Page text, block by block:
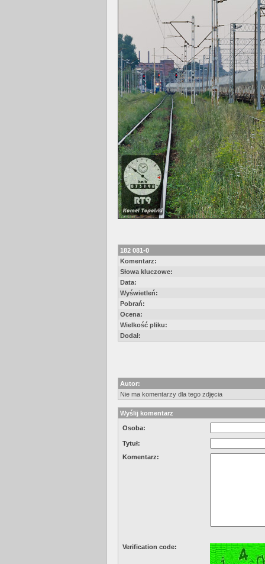
182 081-0
Komentarz:
Słowa kluczowe:
Data:
Wyświetleń:
Pobrań:
Ocena:
Wielkość pliku:
Dodał:
Autor:
Nie ma komentarzy dla tego zdjęcia
Wyślij komentarz
Osoba:
Tytuł:
Komentarz:
Verification code: